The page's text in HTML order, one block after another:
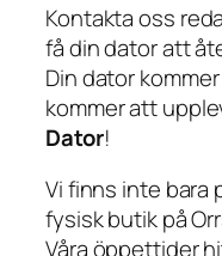
Kontakta oss
få din dator att
Din dator
kommer att
Dator!
Vi finns inte bara
fysisk butik på
Våra öppettider